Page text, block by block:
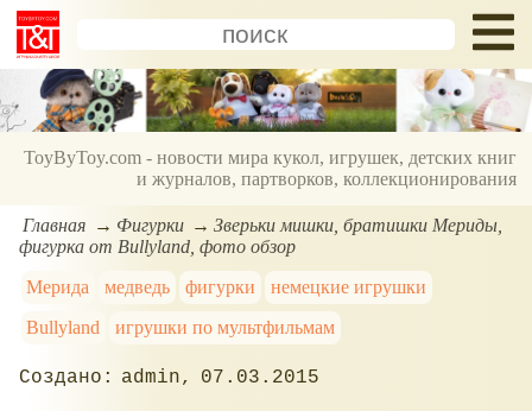
ToyByToy.com - новости мира кукол, игрушек, детских книг
и журналов, партворков, коллекционирования
Главная Фигурки
Зверьки мишки, братишки Мериды,
фигурка от Bullyland, фото обзор
Мерида
медведь фигурки
немецкие игрушки
Bullyland
игрушки по мультфильмам
admin 07.03.2015